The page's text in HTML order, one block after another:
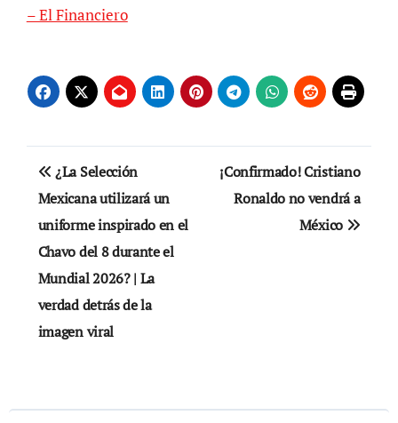
– El Financiero
Navegación
de
entradas
¿La Selección
Mexicana utilizará un
uniforme inspirado en el
Chavo del 8 durante el
Mundial 2026? | La
verdad detrás de la
imagen viral
¡Confirmado! Cristiano
Ronaldo no vendrá a
México